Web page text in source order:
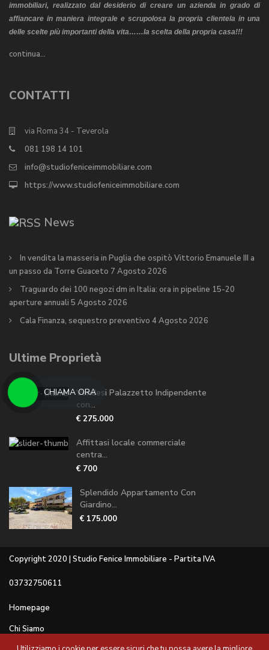
immobiliari, realizzato dal desiderio di creare un azienda in grado di
affiancare in maniera integrale e scrupolosa la propria clientela in una
delle scelte più importanti della vita……la scelta della propria casa!!!
continua…
CONTATTI
via Roma 34 - Teverola
081 198 14 101
info@studiofeniceimmobiliare.com
https://www.studiofeniceimmobiliare.com
News
In vendita la masseria in Puglia che ospitò Vittorio Emanuele III a
un passo da Torre Guaceto 7 Agosto 2026
Traguardo dei 100 negozi dm in Italia: ora in pipeline 15-20
aperture annuali 5 Agosto 2026
Cala Finanza, sequestro preventivo 4 Agosto 2026
Ultime Proprietà
Vendesi Palazzetto Indipendente
con...
€ 275.000
Affittasi locale commerciale
centra...
€ 700
Splendido Appartamento Con
Giardino...
€ 175.000
Copyright 2020 | Studio Fenice Immobiliare - Partita IVA
03732750611
Homepage
Chi Siamo
CHIAMA ORA